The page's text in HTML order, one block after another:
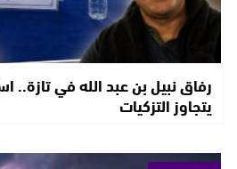
رفاق نبيل بن عبد الله في تازة..
يتجاوز التزكيات